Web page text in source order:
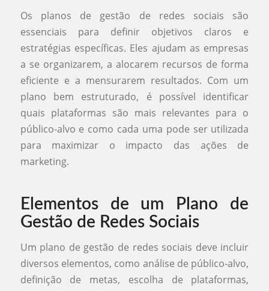
Os planos de gestão de redes sociais são
essenciais para definir objetivos claros e
estratégias específicas. Eles ajudam as empresas
a se organizarem, a alocarem recursos de forma
eficiente e a mensurarem resultados. Com um
plano bem estruturado, é possível identificar
quais plataformas são mais relevantes para o
público-alvo e como cada uma pode ser utilizada
para maximizar o impacto das ações de
marketing.
Elementos de um Plano de
Gestão de Redes Sociais
Um plano de gestão de redes sociais deve incluir
diversos elementos, como análise de público-alvo,
definição de metas, escolha de plataformas,